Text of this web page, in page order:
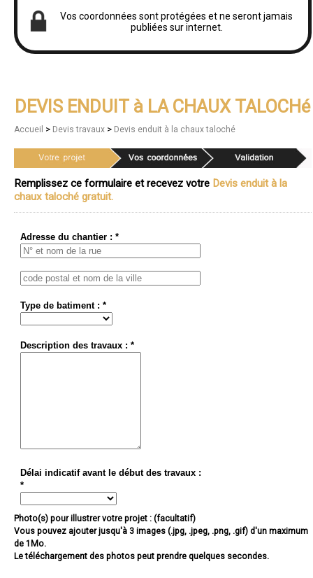
Vos coordonnées sont protégées et ne seront jamais
publiées sur internet.
DEVIS ENDUIT à LA CHAUX TALOCHé
Accueil > Devis travaux > Devis enduit à la chaux taloché
Remplissez ce formulaire et recevez votre Devis enduit à la
chaux taloché gratuit.
Adresse du chantier : *
Type de batiment : *
Description des travaux : *
Délai indicatif avant le début des travaux :
*
Photo(s) pour illustrer votre projet : (facultatif)
Vous pouvez ajouter jusqu'à 3 images (.jpg, .jpeg, .png, .gif) d'un maximum
de 1Mo.
Le téléchargement des photos peut prendre quelques secondes.